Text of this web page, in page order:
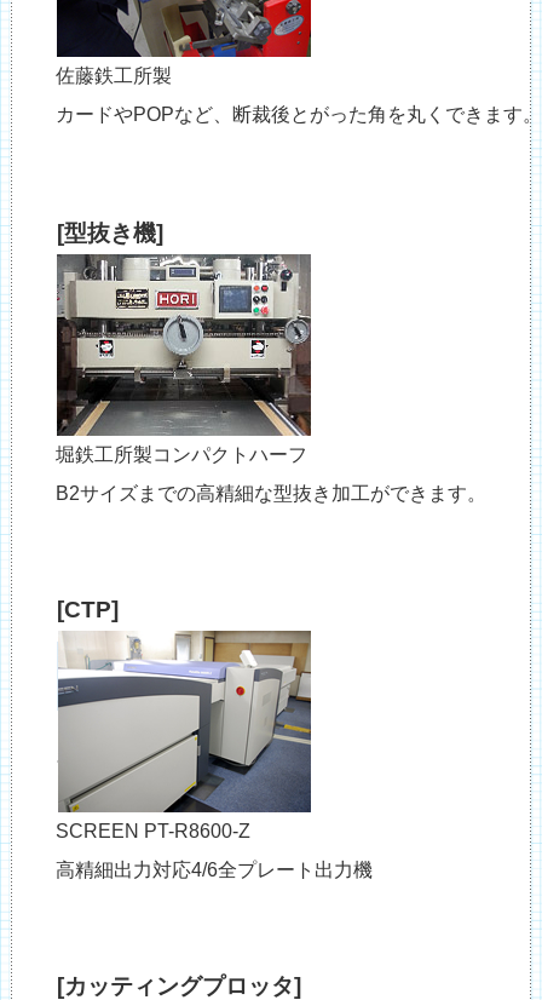
佐藤鉄工所製
カードやPOPなど、断裁後とがった角を丸くできます。
[型抜き機]
堀鉄工所製コンパクトハーフ
B2サイズまでの高精細な型抜き加工ができます。
[CTP]
SCREEN PT-R8600-Z
高精細出力対応4/6全プレート出力機
[カッティングプロッタ]